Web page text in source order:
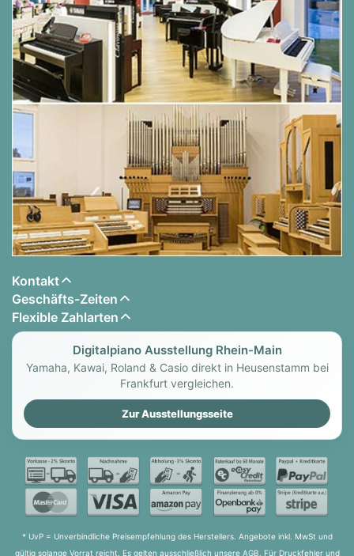
Kontakt
Geschäfts-Zeiten
Flexible Zahlarten
Digitalpiano Ausstellung Rhein-Main
Yamaha, Kawai, Roland & Casio direkt in Heusenstamm bei
Frankfurt vergleichen.
Zur Ausstellungsseite
* UvP = Unverbindliche Preisempfehlung des Herstellers. Angebote inkl. MwSt und
gültig solange Vorrat reicht. Es gelten ausschließlich unsere AGB. Für Druckfehler und